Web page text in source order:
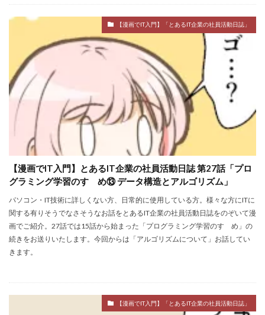
【漫画でIT入門】「とあるIT企業の社員活動日誌」
【漫画でIT入門】とあるIT企業の社員活動日誌 第27話「プロ
グラミング学習のすゝめ⑬ データ構造とアルゴリズム」
パソコン・IT技術に詳しくない方、日常的に使用している方。様々な方にITに
関する有りそうでなさそうなお話をとあるIT企業の社員活動日誌をのぞいて漫
画でご紹介。27話では15話から始まった「プログラミング学習のすゝめ」の
続きをお送りいたします。今回からは「アルゴリズムについて」お話してい
きます。
【漫画でIT入門】「とあるIT企業の社員活動日誌」